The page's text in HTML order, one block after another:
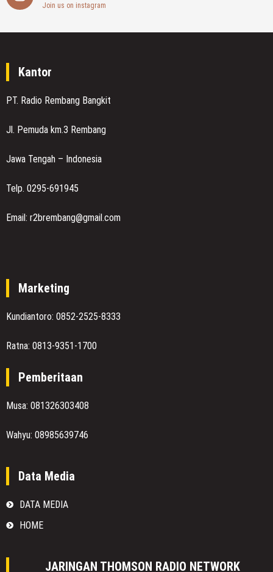
Join us on instagram
Kantor
PT. Radio Rembang Bangkit
Jl. Pemuda km.3 Rembang
Jawa Tengah – Indonesia
Telp. 0295-691945
Email: r2brembang@gmail.com
Marketing
Kundiantoro: 0852-2525-8333
Ratna: 0813-9351-1700
Pemberitaan
Musa: 081326303408
Wahyu: 08985639746
Data Media
DATA MEDIA
HOME
JARINGAN THOMSON RADIO NETWORK